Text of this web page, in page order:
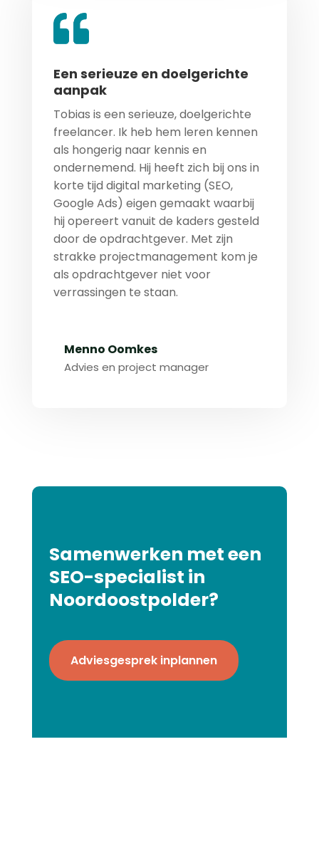
Een serieuze en doelgerichte
aanpak
Tobias is een serieuze, doelgerichte
freelancer. Ik heb hem leren kennen
als hongerig naar kennis en
ondernemend. Hij heeft zich bij ons in
korte tijd digital marketing (SEO,
Google Ads) eigen gemaakt waarbij
hij opereert vanuit de kaders gesteld
door de opdrachtgever. Met zijn
strakke projectmanagement kom je
als opdrachtgever niet voor
verrassingen te staan.
Menno Oomkes
Advies en project manager
Samenwerken met een
SEO-specialist in
Noordoostpolder?
Adviesgesprek inplannen